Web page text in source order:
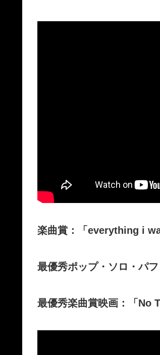
楽曲賞：「everything i
最優秀ポップ・ソロ・パ
最優秀楽曲賞映画：「No